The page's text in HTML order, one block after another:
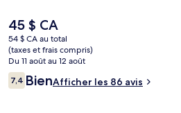
ภูเก็ต)
Le
prix
actuel
est
de 45 $ CA
45 $ CA
54 $ CA au total
(taxes et frais compris)
Du 11 août au 12 août
Avis
7,47,4 sur 10 –
BienAfficher les 86 avis